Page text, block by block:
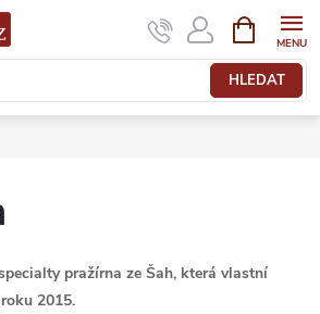
HLEDAT
NÁKUPNÍ
KOŠÍK
pražírna ze Šah, která vlastní
2015.